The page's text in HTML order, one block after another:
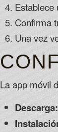
Establece
Confirma
Una vez
La app móvil
Descarga: